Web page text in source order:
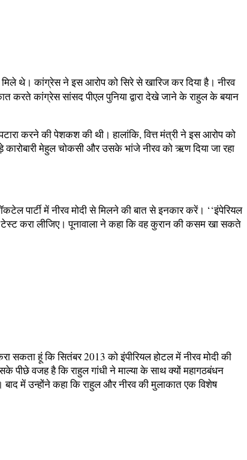
मिले थे। कांग्रेस ने इस आरोप को सिरे से खारिज कर दिया है। नीरव
कांग्रेस सांसद पीएल पुनिया द्वारा देखे जाने के राहुल के बयान
करने की पेशकश की थी। हालांकि, वित्त मंत्री ने इस आरोप को
मेहुल चोकसी और उसके भांजे नीरव को ऋण दिया जा रहा
पार्टी में नीरव मोदी से मिलने की बात से इनकार करें। ‘‘इंपेरियल
टेस्ट करा लीजिए। पूनावाला ने कहा कि वह कुरान की कसम खा सकते
हूं कि सितंबर 2013 को इंपीरियल होटल में नीरव मोदी की
पीछे वजह है कि राहुल गांधी ने माल्या के साथ क्यों महागठबंधन
में उन्होंने कहा कि राहुल और नीरव की मुलाकात एक विशेष